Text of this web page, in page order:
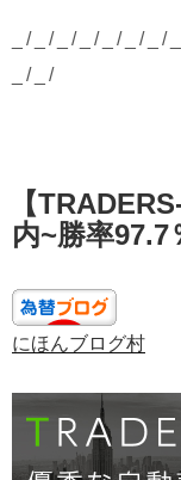
_/_/_/_/_/_/
_/_/
日:
【
内~勝率97.7
にほんブログ村